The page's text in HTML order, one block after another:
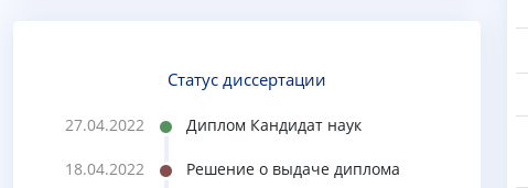
Статус диссертации
27.04.2022 Диплом Кандидат наук
18.04.2022 Решение о выдаче диплома